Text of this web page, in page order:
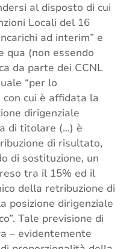
al disposto di cui
Locali del 16
ad interim” e
qua (non essendo
da parte dei CCNL
“per lo
cui è affidata la
dirigenziale
di titolare (…) è
di risultato,
di sostituzione, un
tra il 15% ed il
della retribuzione di
posizione dirigenziale
Tale previsione di
– evidentemente